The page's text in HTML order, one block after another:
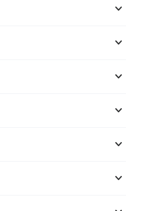
keyboard_arrow_down
keyboard_arrow_down
keyboard_arrow_down
keyboard_arrow_down
keyboard_arrow_down
keyboard_arrow_down